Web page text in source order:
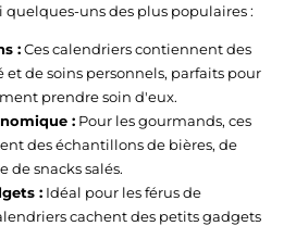
quelques-uns des plus populaires :
:Ces calendriers contiennent des
de soins personnels, parfaits pour
prendre soin d'eux.
: Pour les gourmands, ces
des échantillons de bières, de
de snacks salés.
: Idéal pour les férus de
cachent des petits gadgets